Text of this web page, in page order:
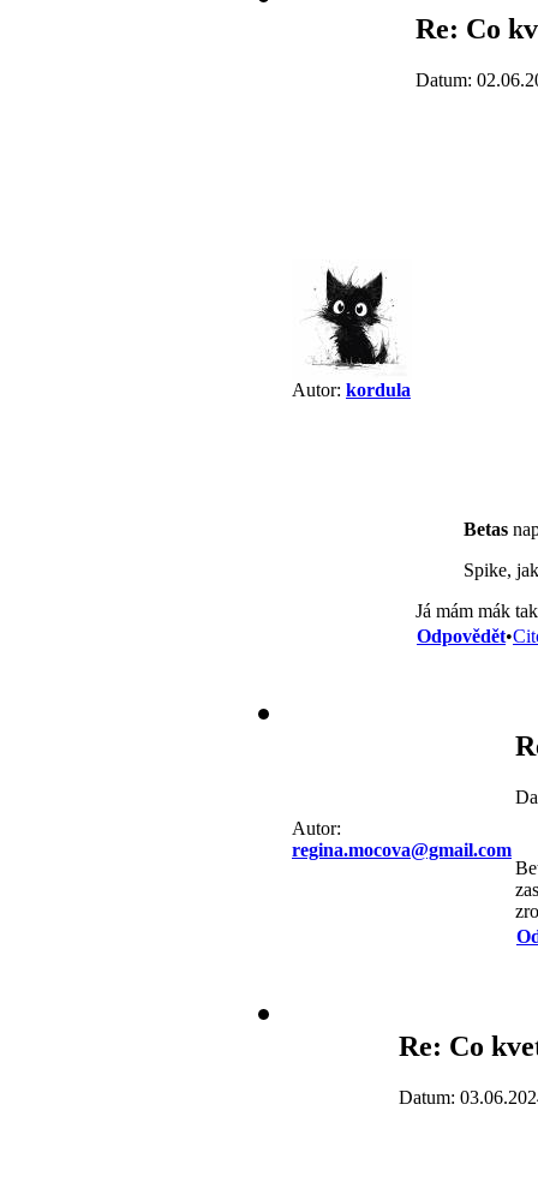
Autor: kordula
Re: Co
Datum:
Betas
Spike,
Já mám mák
Odpovědět•
Autor:
regina.mocova@gmail.com
Re: Co
Datum: